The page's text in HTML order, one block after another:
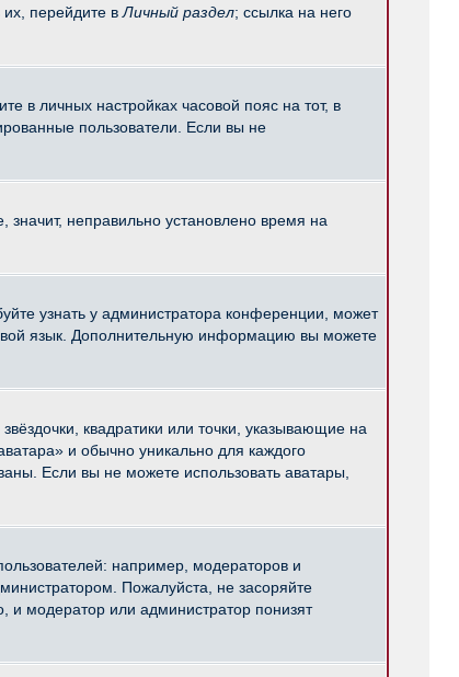
перейдите в Личный раздел; ссылка на него
в личных настройках часовой пояс на тот, в
пользователи. Если вы не
неправильно установлено время на
узнать у администратора конференции, может
язык. Дополнительную информацию вы можете
квадратики или точки, указывающие на
и обычно уникально для каждого
Если вы не можете использовать аватары,
например, модераторов и
Пожалуйста, не засоряйте
модератор или администратор понизят